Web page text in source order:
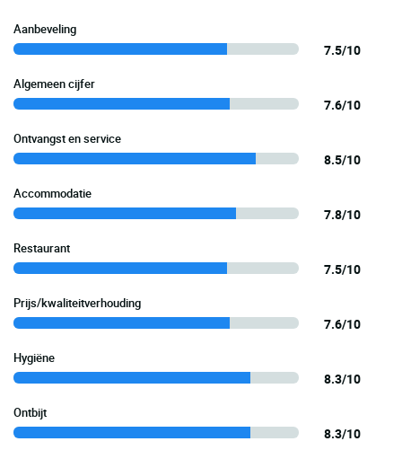
Aanbeveling
7.5/10
Algemeen cijfer
7.6/10
Ontvangst en service
8.5/10
Accommodatie
7.8/10
Restaurant
7.5/10
Prijs/kwaliteitverhouding
7.6/10
Hygiëne
8.3/10
Ontbijt
8.3/10